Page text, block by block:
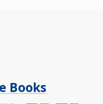
Books